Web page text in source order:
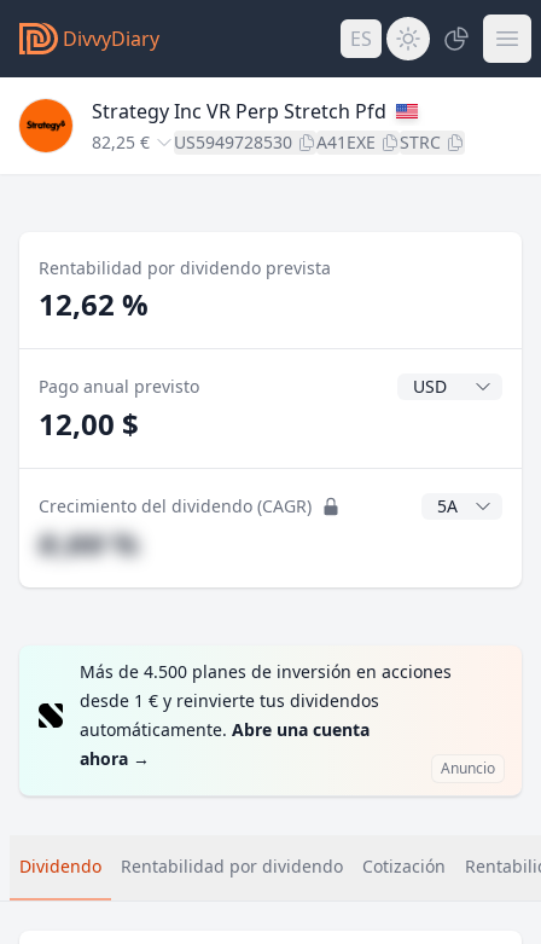
DivvyDiary ES
Strategy Inc VR Perp Stretch Pfd
82,25 € US5949728530 A41EXE STRC
Rentabilidad por dividendo prevista
12,62 %
Pago anual previsto Divisa del
12,00 $
Crecimiento del dividendo (CAGR) Años CAGR
#,## %
Más de 4.500 planes de inversión en acciones
desde 1 € y reinvierte tus dividendos
automáticamente. Abre una cuenta
ahora → Anuncio
Dividendo Rentabilidad por dividendo Cotización